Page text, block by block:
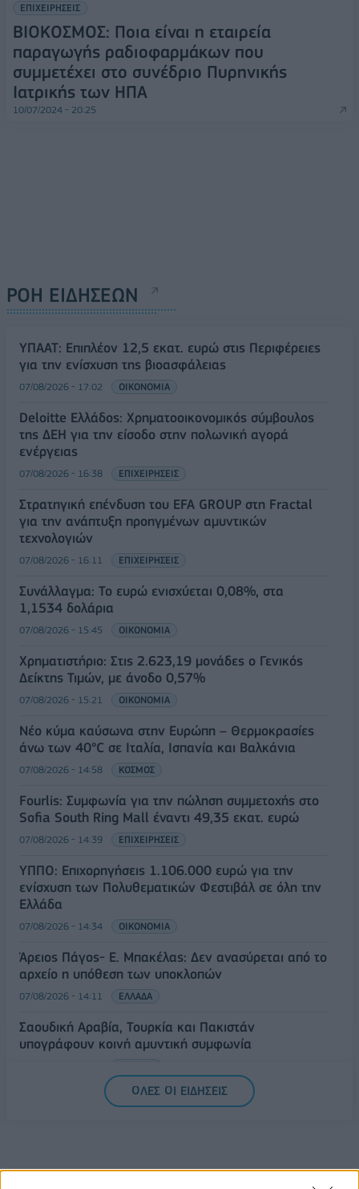
ΕΠΙΧΕΙΡΗΣΕΙΣ
ΒΙΟΚΟΣΜΟΣ: Ποια είναι η εταιρεία
παραγωγής ραδιοφαρμάκων που
συμμετέχει στο συνέδριο Πυρηνικής
Ιατρικής των ΗΠΑ
10/07/2024 - 20:25
ΡΟΗ ΕΙΔΗΣΕΩΝ
ΥΠΑΑΤ: Επιπλέον 12,5 εκατ. ευρώ στις Περιφέρειες
για την ενίσχυση της βιοασφάλειας
07/08/2026 - 17:02 ΟΙΚΟΝΟΜΙΑ
Deloitte Ελλάδος: Χρηματοοικονομικός σύμβουλος
της ΔΕΗ για την είσοδο στην πολωνική αγορά
ενέργειας
07/08/2026 - 16:38 ΕΠΙΧΕΙΡΗΣΕΙΣ
Στρατηγική επένδυση του EFA GROUP στη Fractal
για την ανάπτυξη προηγμένων αμυντικών
τεχνολογιών
07/08/2026 - 16:11 ΕΠΙΧΕΙΡΗΣΕΙΣ
Συνάλλαγμα: Το ευρώ ενισχύεται 0,08%, στα
1,1534 δολάρια
07/08/2026 - 15:45 ΟΙΚΟΝΟΜΙΑ
Χρηματιστήριο: Στις 2.623,19 μονάδες ο Γενικός
Δείκτης Τιμών, με άνοδο 0,57%
07/08/2026 - 15:21 ΟΙΚΟΝΟΜΙΑ
Νέο κύμα καύσωνα στην Ευρώπη – Θερμοκρασίες
άνω των 40°C σε Ιταλία, Ισπανία και Βαλκάνια
07/08/2026 - 14:58 ΚΟΣΜΟΣ
Fourlis: Συμφωνία για την πώληση συμμετοχής στο
Sofia South Ring Mall έναντι 49,35 εκατ. ευρώ
07/08/2026 - 14:39 ΕΠΙΧΕΙΡΗΣΕΙΣ
ΥΠΠΟ: Επιχορηγήσεις 1.106.000 ευρώ για την
ενίσχυση των Πολυθεματικών Φεστιβάλ σε όλη την
Ελλάδα
07/08/2026 - 14:34 ΟΙΚΟΝΟΜΙΑ
Άρειος Πάγος- Ε. Μπακέλας: Δεν ανασύρεται από το
αρχείο η υπόθεση των υποκλοπών
07/08/2026 - 14:11 ΕΛΛΑΔΑ
Σαουδική Αραβία, Τουρκία και Πακιστάν
υπογράφουν κοινή αμυντική συμφωνία
ΟΛΕΣ ΟΙ ΕΙΔΗΣΕΙΣ